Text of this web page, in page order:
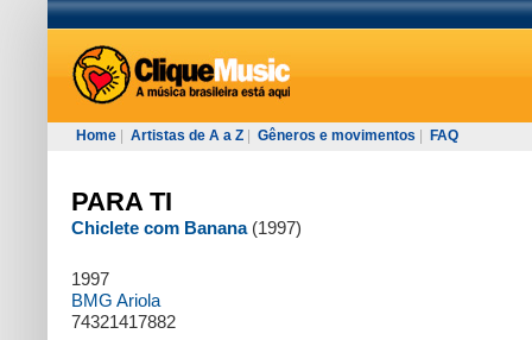
Home Artistas de A a Z Gêneros e movimentos FAQ
PARA TI
Chiclete com Banana (1997)
1997
BMG Ariola
74321417882